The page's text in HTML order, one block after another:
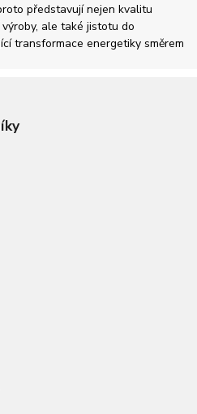
představují nejen kvalitu
ale také jistotu do
transformace energetiky směrem